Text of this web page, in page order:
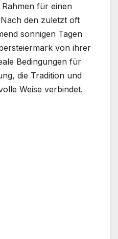
für einen
den zuletzt oft
sonnigen Tagen
von ihrer
Bedingungen für
die Tradition und
Weise verbindet.